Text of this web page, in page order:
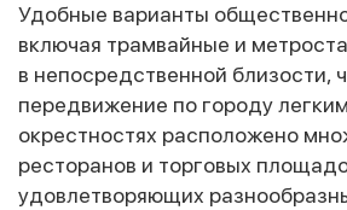
Удобные варианты
включая трамвайные и
в непосредственной близости,
передвижение по городу
окрестностях расположено
ресторанов и торговых
удовлетворяющих